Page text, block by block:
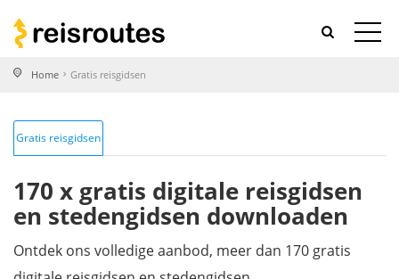
Home Gratis reisgidsen
Gratis reisgidsen
170 x gratis digitale reisgidsen
en stedengidsen downloaden
Ontdek ons volledige aanbod, meer dan 170 gratis